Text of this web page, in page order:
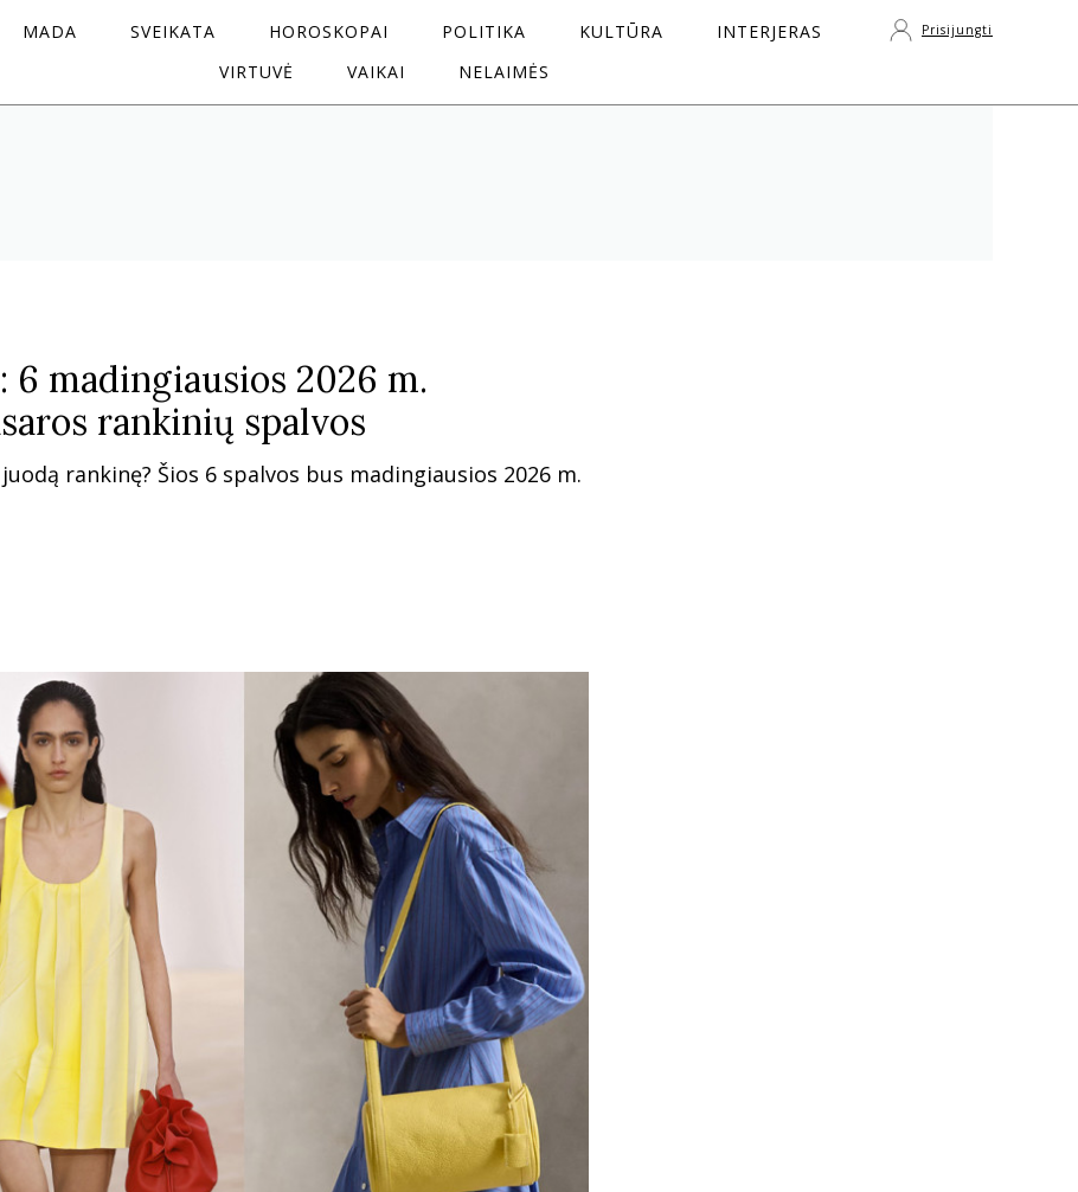
MADA SVEIKATA HOROSKOPAI POLITIKA KULTŪRA
INTERJERAS
VIRTUVĖ
VAIKAI NELAIMĖS
Prisijungti
6 madingiausios 2026 m.
rankinių spalvos
rankinę? Šios 6 spalvos bus madingiausios 2026 m.